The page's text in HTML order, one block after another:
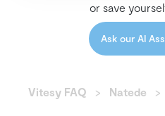
or save
Ask our AI
Vitesy FAQ Natede